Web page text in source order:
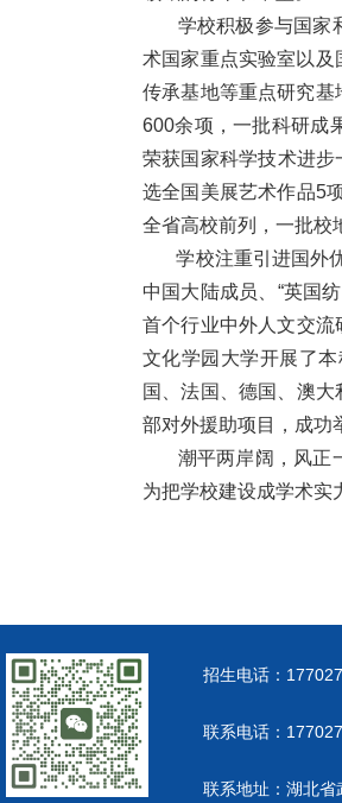
学校积极参与国家和
术国家重点实验室以
传承基地等重点研究
600余项，一批科研成
荣获国家科学技术进
选全国美展艺术作品5
全省高校前列，一批校
学校注重引进国外优
中国大陆成员、“英国
首个行业中外人文交
文化学园大学开展了
国、法国、德国、澳
部对外援助项目，成功
潮平两岸阔，风正一
为把学校建设成学术实
招生电话：
联系电话：
联系地址：湖北省